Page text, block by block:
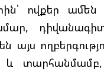
ովքեր
այս
տարհանմամբ,